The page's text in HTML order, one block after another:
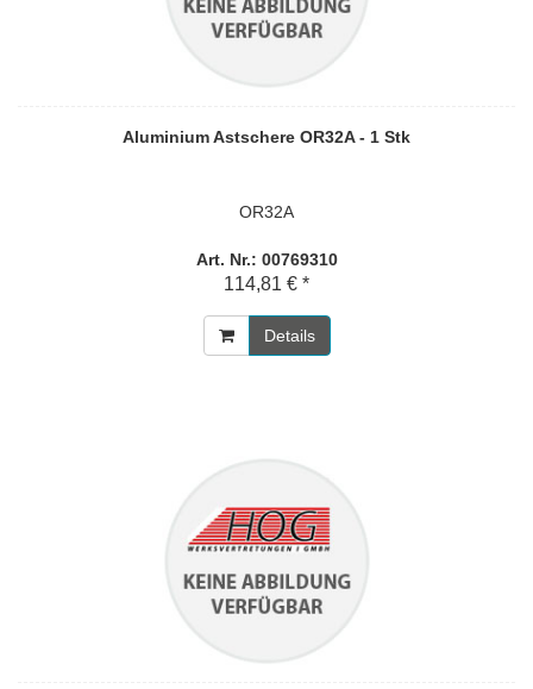
Aluminium Astschere OR32A - 1 Stk
OR32A
Art. Nr.: 00769310
114,81 € *
Details